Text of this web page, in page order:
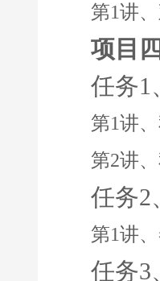
第1讲
项目
任务1
第1讲
第2讲
任务2
第1讲
任务3